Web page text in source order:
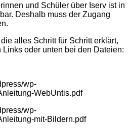
und Schüler über Iserv ist in
Deshalb muss der Zugang
alles Schritt für Schritt erklärt,
oder unten bei den Dateien:
wp-
WebUntis.pdf
wp-
mit-Bildern.pdf